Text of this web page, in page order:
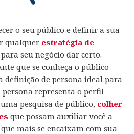
o seu público e definir a sua
qualquer estratégia de
para seu negócio dar certo.
que se conheça o público
de persona ideal para
persona representa o perfil
pesquisa de público, colher
que possam auxiliar você a
mais se encaixam com sua